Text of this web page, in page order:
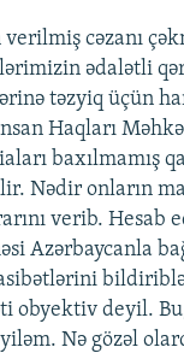
cəzanı
ədalətli
təzyiq üçün
Haqları
baxılmamış
Nədir onların
verib. Hesab
Azərbaycanla
obyektiv deyil.
Nə gözəl